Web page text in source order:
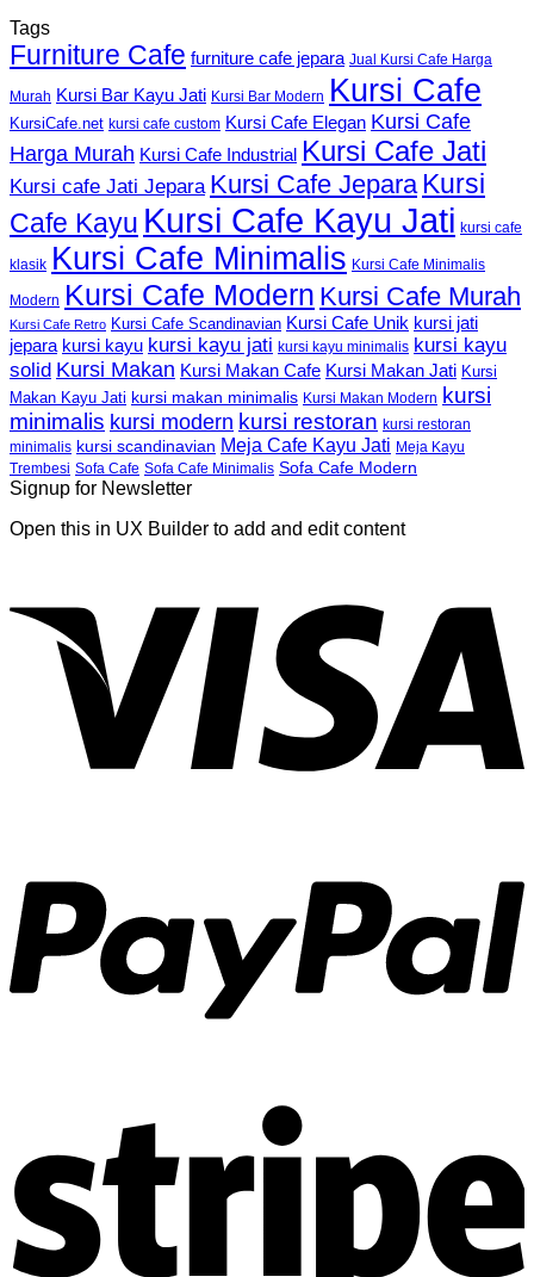
Tags
Furniture Cafe furniture cafe jepara Jual Kursi Cafe Harga
Murah Kursi Bar Kayu Jati Kursi Bar Modern Kursi Cafe
KursiCafe.net kursi cafe custom Kursi Cafe Elegan Kursi Cafe
Harga Murah Kursi Cafe Industrial Kursi Cafe Jati
Kursi cafe Jati Jepara Kursi Cafe Jepara Kursi
Cafe Kayu Kursi Cafe Kayu Jati kursi cafe
klasik Kursi Cafe Minimalis Kursi Cafe Minimalis
Modern Kursi Cafe Modern Kursi Cafe Murah
Kursi Cafe Retro Kursi Cafe Scandinavian Kursi Cafe Unik kursi jati
jepara kursi kayu kursi kayu jati kursi kayu minimalis kursi kayu
solid Kursi Makan Kursi Makan Cafe Kursi Makan Jati Kursi
Makan Kayu Jati kursi makan minimalis Kursi Makan Modern
kursi
minimalis kursi modern kursi restoran kursi restoran
minimalis kursi scandinavian Meja Cafe Kayu Jati Meja Kayu
Trembesi Sofa Cafe Sofa Cafe Minimalis Sofa Cafe Modern
Signup for Newsletter
Open this in UX Builder to add and edit content